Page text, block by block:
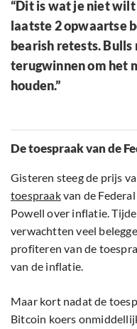
“Dit is wat je niet
laatste 2 opwaartse
bearish retests. Bulls
terugwinnen om het
houden.”
De toespraak van de
Gisteren steeg de prijs
toespraakvan de
Powell over inflatie.
verwachtten veel
profiteren van de
van de inflatie.
Maar kort nadat de
Bitcoin koers